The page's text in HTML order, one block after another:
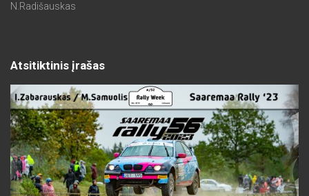
N.Radišauskas
Atsitiktinis įrašas